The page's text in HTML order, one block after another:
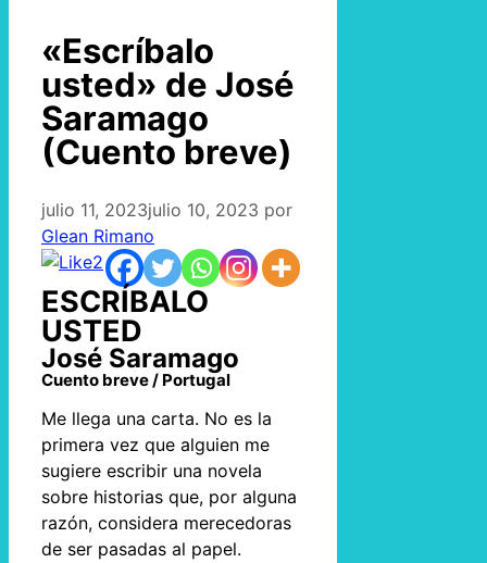
«Escríbalo
usted» de José
Saramago
(Cuento breve)
julio 11, 2023julio 10, 2023 por
Glean Rimano
2
ESCRÍBALO
USTED
José Saramago
Cuento breve / Portugal
Me llega una carta. No es la
primera vez que alguien me
sugiere escribir una novela
sobre historias que, por alguna
razón, considera merecedoras
de ser pasadas al papel.